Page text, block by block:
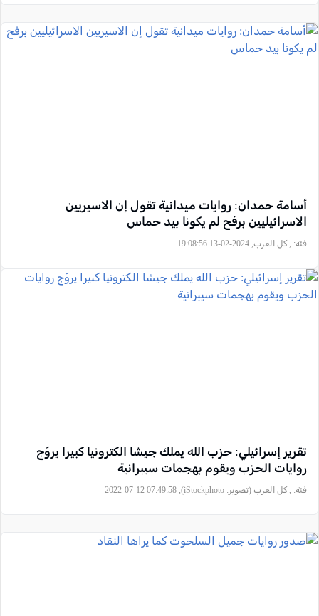
أسامة حمدان: روايات ميدانية تقول إن الاسيريين
الاسرائيليين برفح لم يكونا بيد حماس
فئة: , كل العرب, 2024-02-13 19:08:56
تقرير إسرائيلي: حزب الله يملك جيشا الكترونيا كبيرا يروّج
روايات الحزب ويقوم بهجمات سيبرانية
فئة: , كل العرب (تصوير: iStockphoto), 2022-07-12 07:49:58